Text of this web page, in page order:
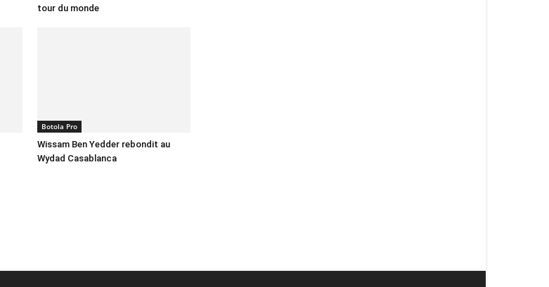
tour du monde
Botola Pro
Wissam Ben Yedder rebondit au
Wydad Casablanca